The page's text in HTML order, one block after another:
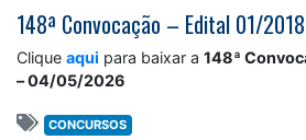
148ª Convocação – Edital 01/2018
Clique aqui para baixar a 148ª
– 04/05/2026
CONCURSOS